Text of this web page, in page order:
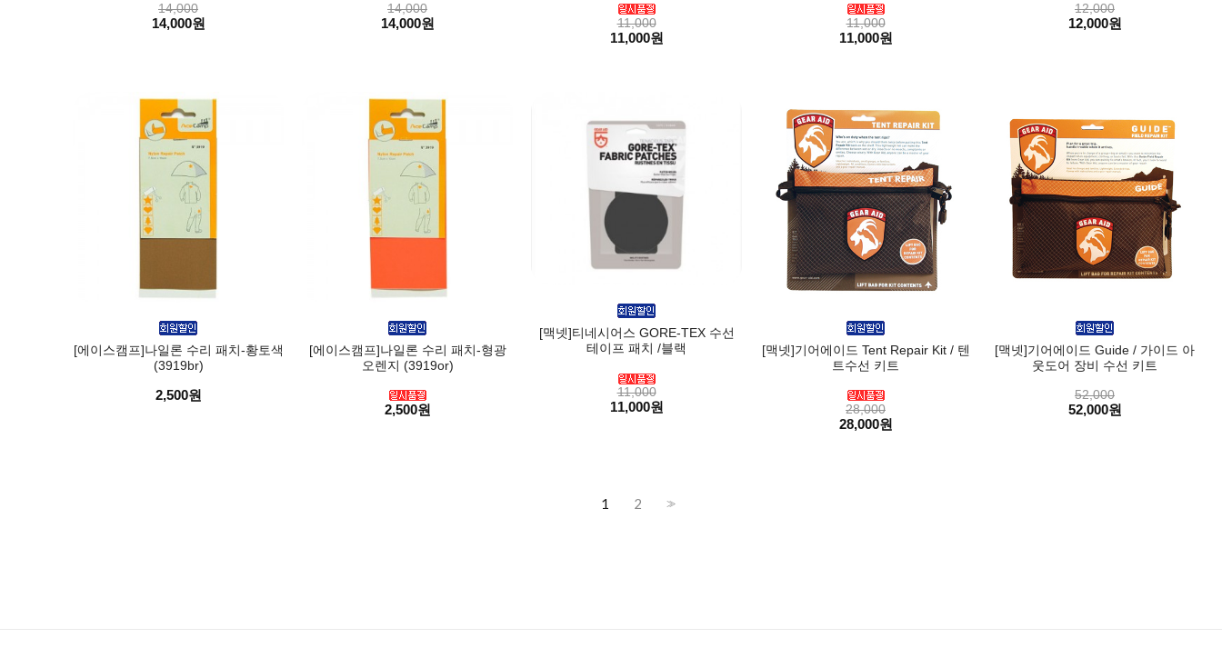
14,000
14,000원
14,000
14,000원 11,000
11,000원
11,000
11,000원
12,000
12,000원
[에이스캠프]나일론 수리 패치-황토색
(3919br)
2,500원
[에이스캠프]나일론 수리 패치-형광
오렌지 (3919or)
2,500원
[맥넷]티네시어스 GORE-TEX 수선
테이프 패치 /블랙
11,000
11,000원
[맥넷]기어에이드 Tent Repair Kit / 텐
트수선 키트
28,000
28,000원
[맥넷]기어에이드 Guide / 가이드 아
웃도어 장비 수선 키트
52,000
52,000원
1 2 >>